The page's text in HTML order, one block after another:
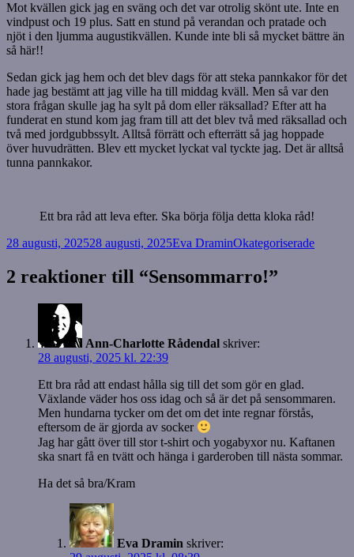
Mot kvällen gick jag en sväng och det var otrolig skönt ute. Inte en
vindpust och 19 plus. Satt en stund på verandan och pratade och
njöt i den ljumma augustikvällen. Kunde inte bli så mycket bättre än
så här!!
Sedan gick jag hem och det blev dags för att steka pannkakor för det
hade jag bestämt att jag ville ha till middag kväll. Men så var den
stora frågan skulle jag ha sylt på dom eller räksallad? Efter att ha
funderat en stund kom jag fram till att det blev två med räksallad och
två med jordgubbssylt. Alltså förrätt och efterrätt så jag hoppade
över huvudrätten. Blev ett mycket lyckat val tyckte jag. Det är alltså
tunna pannkakor.
Ett bra råd att leva efter. Ska börja följa detta kloka råd!
Postat
28 augusti, 202528 augusti, 2025Författare
Eva DraminKategorier
Okategoriserade
2 reaktioner till “Sensommarro!”
Ann-Charlotte Rådendal skriver:
28 augusti, 2025 kl. 22:39
Ett bra råd att endast hålla sig till det som gör en glad.
Växlande väder hos oss idag och så är det på sensommaren.
Men hundarna tycker om det om det inte regnar förstås,
eftersom de är gjorda av socker
Jag har gått över till stor t-shirt och yogabyxor nu. Kaftanen
ska snart få en tvätt och hänga i garderoben till nästa sommar.
Ha det så bra/Kram
Eva Dramin skriver: